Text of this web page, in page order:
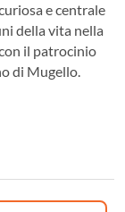
e centrale
della vita nella
il patrocinio
di Mugello.